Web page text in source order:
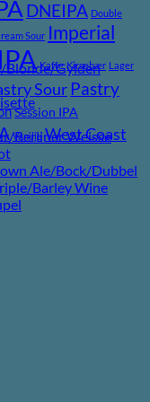
Blonde/Gylden
Berliner Weisse
Ale/Bock/Dubbel
Barley Wine
DNEIPA Double
Sour Imperial
Kaffe Kirsebær Lager
Sour Pastry
Session IPA
Vanilje West Coast